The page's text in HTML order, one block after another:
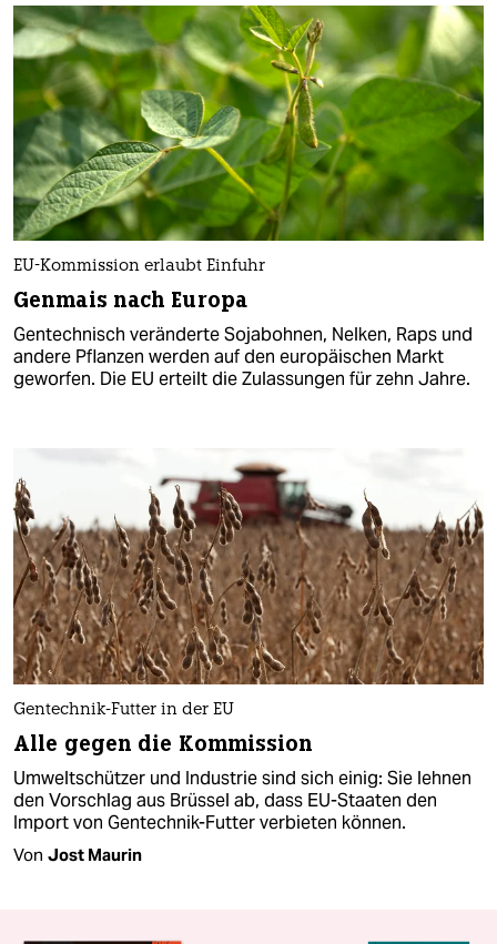
EU-Kommission erlaubt Einfuhr
Genmais nach Europa
Gentechnisch veränderte Sojabohnen, Nelken, Raps und
andere Pflanzen werden auf den europäischen Markt
geworfen. Die EU erteilt die Zulassungen für zehn Jahre.
Gentechnik-Futter in der EU
Alle gegen die Kommission
Umweltschützer und Industrie sind sich einig: Sie lehnen
den Vorschlag aus Brüssel ab, dass EU-Staaten den
Import von Gentechnik-Futter verbieten können.
Von Jost Maurin